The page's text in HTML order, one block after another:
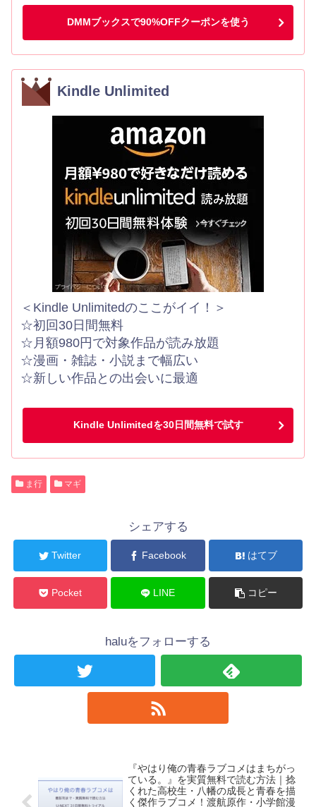
DMMブックスで90%OFFクーポンを使う
Kindle Unlimited
＜Kindle Unlimitedのここがイイ！＞
☆初回30日間無料
☆月額980円で対象作品が読み放題
☆漫画・雑誌・小説まで幅広い
☆新しい作品との出会いに最適
Kindle Unlimitedを30日間無料で試す
ま行 マギ
シェアする
Twitter Facebook はてブ
Pocket LINE コピー
haluをフォローする
『やはり俺の青春ラブコメはまちがっ
ている。』を実質無料で読む方法｜捻
くれた高校生・八幡の成長と青春を描
く傑作ラブコメ！渡航原作・小学館漫